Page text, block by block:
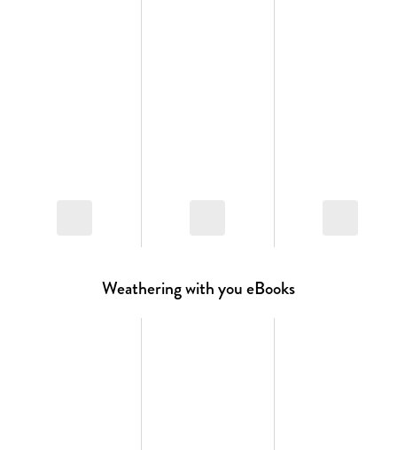
Weathering with you eBooks